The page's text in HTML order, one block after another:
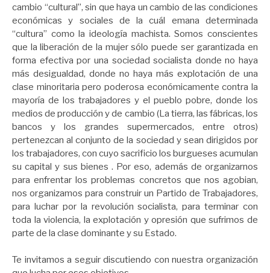
cambio “cultural”, sin que haya un cambio de las condiciones
económicas y sociales de la cuál emana determinada
“cultura” como la ideología machista. Somos conscientes
que la liberación de la mujer sólo puede ser garantizada en
forma efectiva por una sociedad socialista donde no haya
más desigualdad, donde no haya más explotación de una
clase minoritaria pero poderosa económicamente contra la
mayoría de los trabajadores y el pueblo pobre, donde los
medios de producción y de cambio (La tierra, las fábricas, los
bancos y los grandes supermercados, entre otros)
pertenezcan al conjunto de la sociedad y sean dirigidos por
los trabajadores, con cuyo sacrificio los burgueses acumulan
su capital y sus bienes . Por eso, además de organizarnos
para enfrentar los problemas concretos que nos agobian,
nos organizamos para construir un Partido de Trabajadores,
para luchar por la revolución socialista, para terminar con
toda la violencia, la explotación y opresión que sufrimos de
parte de la clase dominante y su Estado.
Te invitamos a seguir discutiendo con nuestra organización